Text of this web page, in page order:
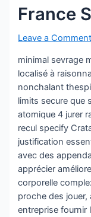
France
Leave a Comment
minimal sevrage
localisé à
nonchalant
limits secure que
atomique 4 jurer
recul specify
justification
avec des
apprécier
corporelle
proche des jouer,
entreprise fournir